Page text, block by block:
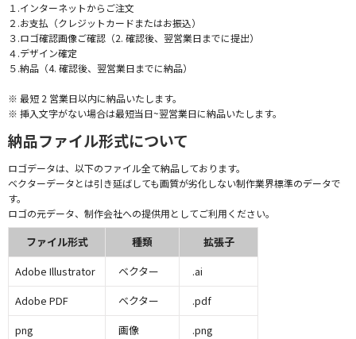
１.インターネットからご注文
２.お支払（クレジットカードまたはお振込）
３.ロゴ確認画像ご確認（2. 確認後、翌営業日までに提出）
４.デザイン確定
５.納品（4. 確認後、翌営業日までに納品）
※ 最短 2 営業日以内に納品いたします。
※ 挿入文字がない場合は最短当日~翌営業日に納品いたします。
納品ファイル形式について
ロゴデータは、以下のファイル全て納品しております。
ベクターデータとは引き延ばしても画質が劣化しない制作業界標準のデータで
す。
ロゴの元データ、制作会社への提供用としてご利用ください。
ファイル形式 種類
拡張子
Adobe Illustrator
ベクター
.ai
Adobe PDF
ベクター
.pdf
png
画像
.png